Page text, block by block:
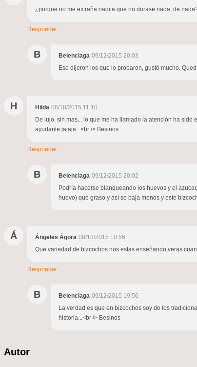
¿porque no me extraña nadita que no durase nada, de
Responder
B Belenciaga 09/12/2015 20:03
Eso dijeron los que lo probaron, gustó mucho.
H Hilda 08/18/2015 11:10
De lujo, sin mas... lo que me ha llamado la atención ha
ayudante jajaja...<br /> Besinos
Responder
B Belenciaga 09/12/2015 20:02
Podría hacerse blanqueando los huevos y el
huevo) que graso y así se baja menos y este
Á Ángeles Ágora 08/18/2015 10:56
Que variedad de bizcochos nos estas enseñando,veras
Responder
B Belenciaga 09/12/2015 19:56
La verdad es que en bizcochos soy de los
historia...<br /> Besinos
Autor